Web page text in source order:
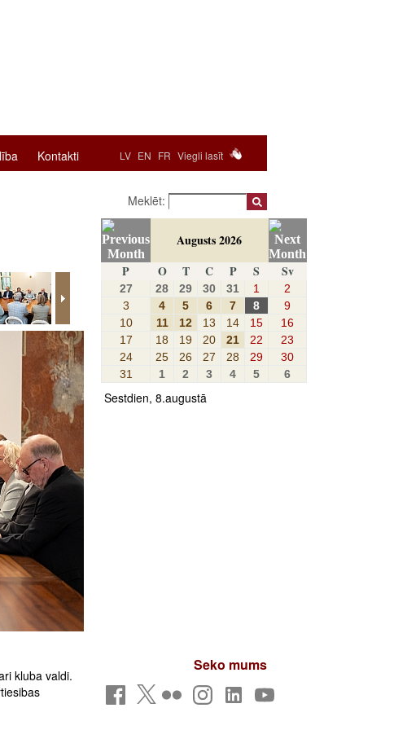
LV EN FR Viegli lasīt
Kontakti
kluba valdi.
Meklēt:
Augusts 2026
P
O T C P S Sv
27 28 29 30 31 1
2
3
4 5 6 7 8
9
10
11 12 13 14 15
16
17
18 19 20 21 22
23
24
25 26 27 28 29
30
31
1 2 3 4 5 6
Sestdien, 8.augustā
Seko mums